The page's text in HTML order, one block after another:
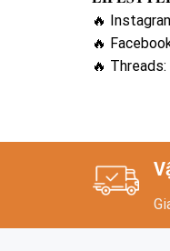
🔥
🔥
🔥 Threads: